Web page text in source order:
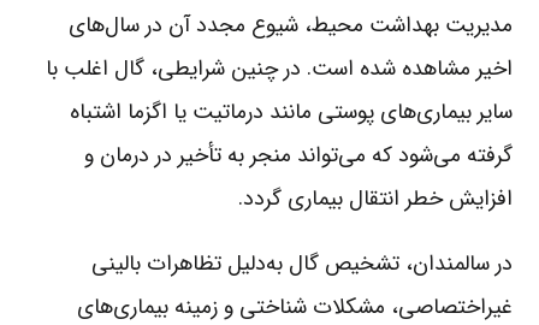
مدیریت بهداشت محیط، شیوع مجدد آن در سال‌های
اخیر مشاهده شده است. در چنین شرایطی، گال اغلب با
سایر بیماری‌های پوستی مانند درماتیت یا اگزما اشتباه
گرفته می‌شود که می‌تواند منجر به تأخیر در درمان و
افزایش خطر انتقال بیماری گردد.
در سالمندان، تشخیص گال به‌دلیل تظاهرات بالینی
غیراختصاصی، مشکلات شناختی و زمینه بیماری‌های